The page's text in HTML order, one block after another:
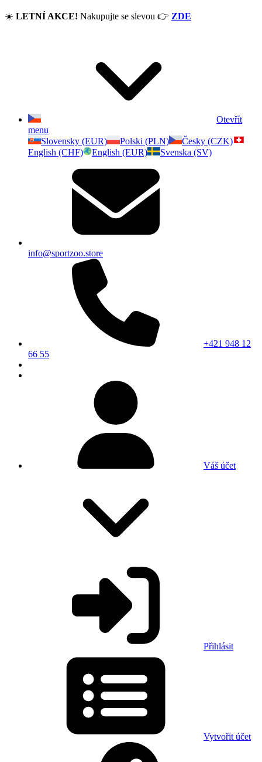
☀️ LETNÍ AKCE! Nakupujte se slevou 👉 ZDE
Otevřít
menu
Slovensky (EUR)
Polski (PLN)
Česky (CZK)
English (CHF)
English (EUR) Svenska (SV)
info@sportzoo.store
+421 948 12
66 55
Váš účet
Přihlásit
Vytvořit účet